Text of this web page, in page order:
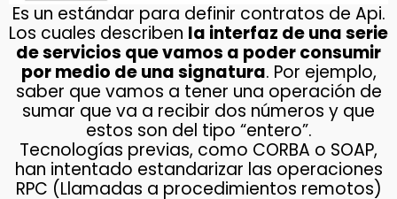
Es un estándar para definir contratos de Api.
Los cuales describen la interfaz de una serie
de servicios que vamos a poder consumir
por medio de una signatura. Por ejemplo,
saber que vamos a tener una operación de
sumar que va a recibir dos números y que
estos son del tipo “entero”.
Tecnologías previas, como CORBA o SOAP,
han intentado estandarizar las operaciones
RPC (Llamadas a procedimientos remotos)